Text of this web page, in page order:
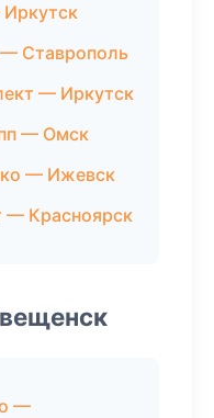
Ставрополь
— Иркутск
— Омск
— Ижевск
— Красноярск
—